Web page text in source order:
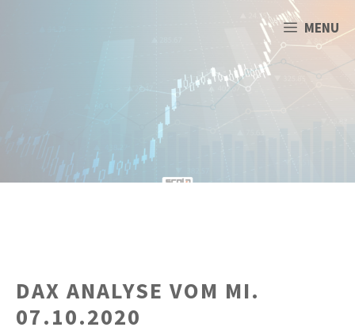
MENU
DAX ANALYSE VOM MI.
07.10.2020